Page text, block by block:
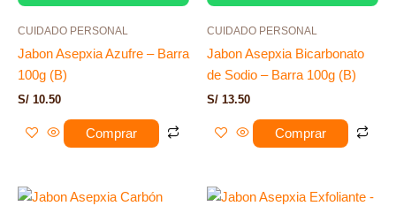
CUIDADO PERSONAL
Jabon Asepxia Azufre – Barra
100g (B)
S/ 10.50
Comprar
CUIDADO PERSONAL
Jabon Asepxia Bicarbonato
de Sodio – Barra 100g (B)
S/ 13.50
Comprar